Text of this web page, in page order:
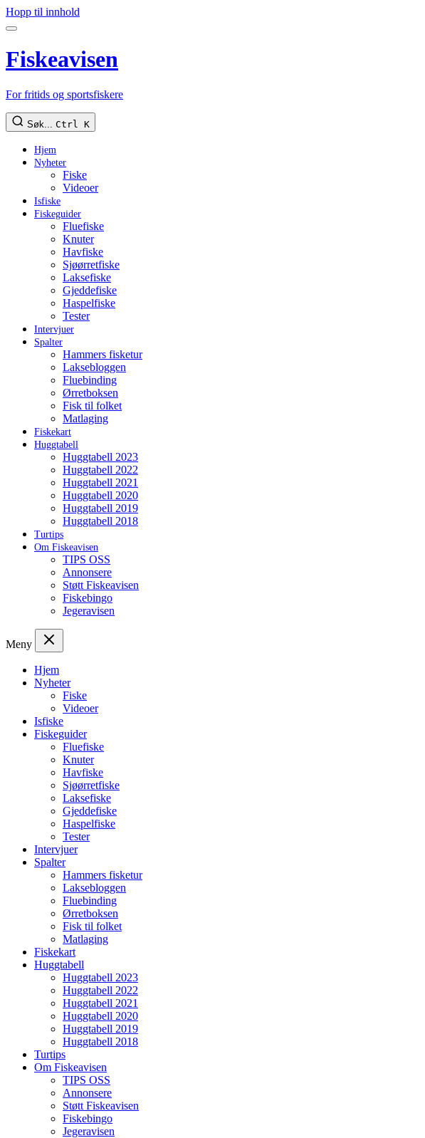
Hopp til innhold
Fiskeavisen
For fritids og sportsfiskere
Søk... Ctrl K
Hjem
Nyheter
Fiske
Videoer
Isfiske
Fiskeguider
Fluefiske
Knuter
Havfiske
Sjøørretfiske
Laksefiske
Gjeddefiske
Haspelfiske
Tester
Intervjuer
Spalter
Hammers fisketur
Laksebloggen
Fluebinding
Ørretboksen
Fisk til folket
Matlaging
Fiskekart
Huggtabell
Huggtabell 2023
Huggtabell 2022
Huggtabell 2021
Huggtabell 2020
Huggtabell 2019
Huggtabell 2018
Turtips
Om Fiskeavisen
TIPS OSS
Annonsere
Støtt Fiskeavisen
Fiskebingo
Jegeravisen
Meny
Hjem
Nyheter
Fiske
Videoer
Isfiske
Fiskeguider
Fluefiske
Knuter
Havfiske
Sjøørretfiske
Laksefiske
Gjeddefiske
Haspelfiske
Tester
Intervjuer
Spalter
Hammers fisketur
Laksebloggen
Fluebinding
Ørretboksen
Fisk til folket
Matlaging
Fiskekart
Huggtabell
Huggtabell 2023
Huggtabell 2022
Huggtabell 2021
Huggtabell 2020
Huggtabell 2019
Huggtabell 2018
Turtips
Om Fiskeavisen
TIPS OSS
Annonsere
Støtt Fiskeavisen
Fiskebingo
Jegeravisen